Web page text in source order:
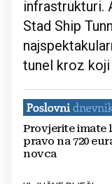
infrastrukturi.
Stad Ship
tunel kroz
Provjerite imate
pravo na 720
novca